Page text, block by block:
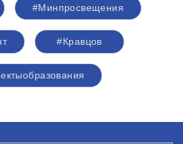
#Минпросвещения
#Кравцов